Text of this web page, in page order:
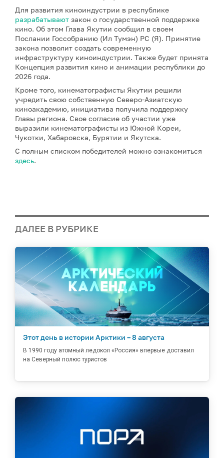
Для развития киноиндустрии в республике
разрабатывают закон о государственной поддержке
кино. Об этом Глава Якутии сообщил в своем
Послании Госсобранию (Ил Тумэн) РС (Я). Принятие
закона позволит создать современную
инфраструктуру киноиндустрии. Также будет принята
Концепция развития кино и анимации республики до
2026 года.
Кроме того, кинематографисты Якутии решили
учредить свою собственную Северо-Азиатскую
киноакадемию, инициатива получила поддержку
Главы региона. Свое согласие об участии уже
выразили кинематографисты из Южной Кореи,
Чукотки, Хабаровска, Бурятии и Якутска.
С полным списком победителей можно ознакомиться
здесь.
ДАЛЕЕ В РУБРИКЕ
Этот день в истории Арктики – 8 августа
В 1990 году атомный ледокол «Россия» впервые доставил
на Северный полюс туристов